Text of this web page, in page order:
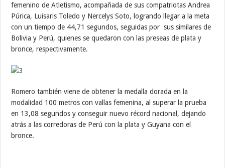
femenino de Atletismo, acompañada de sus compatriotas Andrea
Púrica, Luisaris Toledo y Nercelys Soto, logrando llegar a la meta
con un tiempo de 44,71 segundos, seguidas por sus similares de
Bolivia y Perú, quienes se quedaron con las preseas de plata y
bronce, respectivamente.
Romero también viene de obtener la medalla dorada en la
modalidad 100 metros con vallas femenina, al superar la prueba
en 13,08 segundos y conseguir nuevo récord nacional, dejando
atrás a las corredoras de Perú con la plata y Guyana con el
bronce.